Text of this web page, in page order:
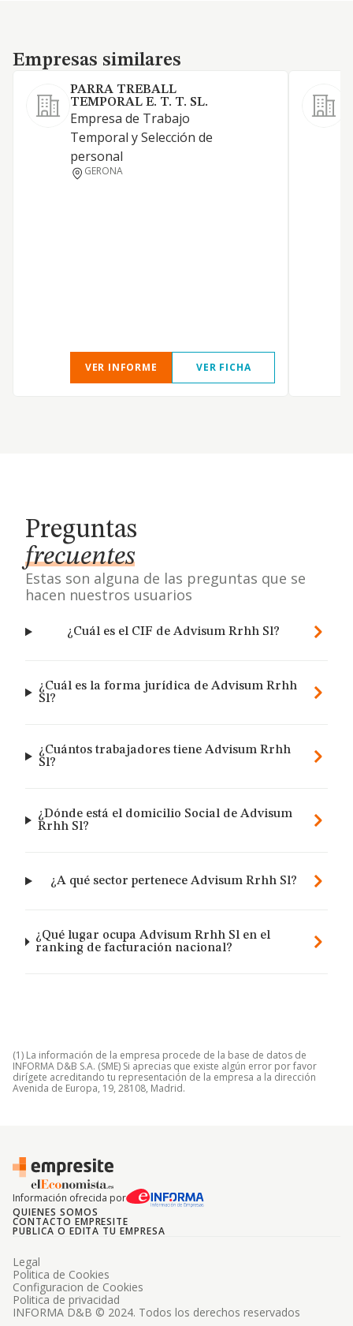
Empresas similares
Empresas similares
PARRA TREBALL
TEMPORAL E. T. T. SL.
Empresa de Trabajo
Temporal y Selección de
personal
GERONA
VER INFORME VER FICHA
Preguntas
frecuentes
Estas son alguna de las preguntas que se
hacen nuestros usuarios
¿Cuál es el CIF de Advisum Rrhh Sl?
¿Cuál es la forma jurídica de Advisum Rrhh
Sl?
¿Cuántos trabajadores tiene Advisum Rrhh
Sl?
¿Dónde está el domicilio Social de Advisum
Rrhh Sl?
¿A qué sector pertenece Advisum Rrhh Sl?
¿Qué lugar ocupa Advisum Rrhh Sl en el
ranking de facturación nacional?
(1) La información de la empresa procede de la base de datos de
INFORMA D&B S.A. (SME) Si aprecias que existe algún error por favor
dirígete acreditando tu representación de la empresa a la dirección
Avenida de Europa, 19, 28108, Madrid.
Información ofrecida por
QUIENES SOMOS
CONTACTO EMPRESITE
PUBLICA O EDITA TU EMPRESA
INFORMA D&B © 2024. Todos los derechos reservados
Legal
Politica de Cookies
Configuracion de Cookies
Politica de privacidad